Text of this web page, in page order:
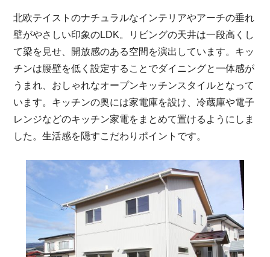
北欧テイストのナチュラルなインテリアやアーチの垂れ
壁がやさしい印象のLDK。リビングの天井は一段高くし
て梁を見せ、開放感のある空間を演出しています。キッ
チンは腰壁を低く設定することでダイニングと一体感が
うまれ、おしゃれなオープンキッチンスタイルとなって
います。キッチンの奥には家電庫を設け、冷蔵庫や電子
レンジなどのキッチン家電をまとめて置けるようにしま
した。生活感を隠すこだわりポイントです。